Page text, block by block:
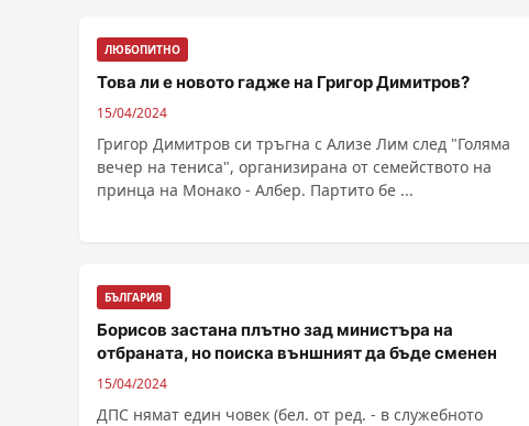
ЛЮБОПИТНО
Това ли е новото гадже на Григор Димитров?
15/04/2024
Григор Димитров си тръгна с Ализе Лим след "Голяма
вечер на тениса", организирана от семейството на
принца на Монако - Албер. Партито бе ...
БЪЛГАРИЯ
Борисов застана плътно зад министъра на
отбраната, но поиска външният да бъде сменен
15/04/2024
ДПС нямат един човек (бел. от ред. - в служебното